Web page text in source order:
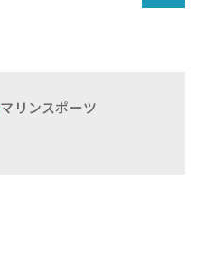
マリンスポーツ